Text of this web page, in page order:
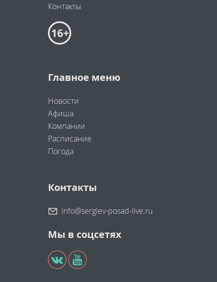
Контакты
Главное меню
Новости
Афиша
Компании
Расписание
Погода
Контакты
info@sergiev-posad-live.ru
Мы в соцсетях